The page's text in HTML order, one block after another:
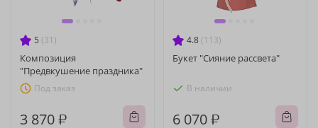
5 (31)
Композиция
"Предвкушение праздника"
Под заказ
3 870 ₽
4.8 (113)
Букет "Сияние рассвета"
В наличии
6 070 ₽